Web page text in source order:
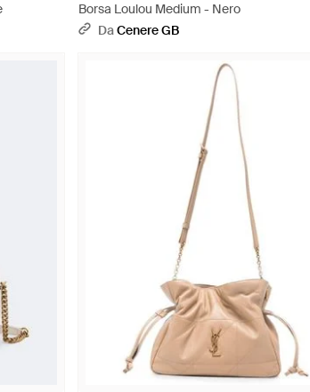
Borsa Loulou Medium - Nero
DaCenere GB